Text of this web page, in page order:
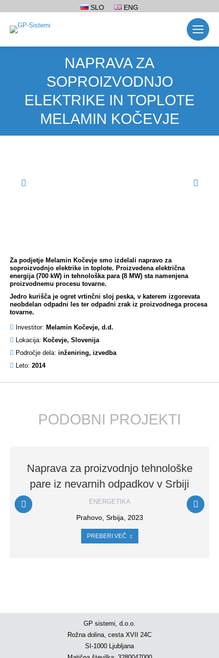
SLO ENG
NAPRAVA ZA
SOPROIZVODNJO
ELEKTRIKE IN TOPLOTE
MELAMIN KOČEVJE
Za podjetje Melamin Kočevje smo izdelali napravo za
soproizvodnjo elektrike in toplote. Proizvedena električna
energija (700 kW) in tehnološka para (8 MW) sta namenjena
proizvodnemu procesu tovarne.
Jedro kurišča je ogret vrtinčni sloj peska, v katerem izgorevata
neobdelan odpadni les ter odpadni zrak iz proizvodnega procesa
tovarne.
Investitor: Melamin Kočevje, d.d.
Lokacija: Kočevje, Slovenija
Področje dela: inženiring, izvedba
Leto: 2014
PODOBNI PROJEKTI
Naprava za proizvodnjo tehnološke
pare iz nevarnih odpadkov v Srbiji
ENERGETIKA
Prahovo, Srbija, 2023
PREBERI VEČ
GP sistemi, d.o.o.
Rožna dolina, cesta XVII 24C
SI-1000 Ljubljana